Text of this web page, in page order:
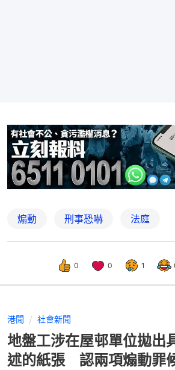
煽動 刑事恐嚇 法庭
0 0 1
港聞 社會新聞
地盤工涉在屋邨單位拋出
述的紙張 認兩項煽動罪